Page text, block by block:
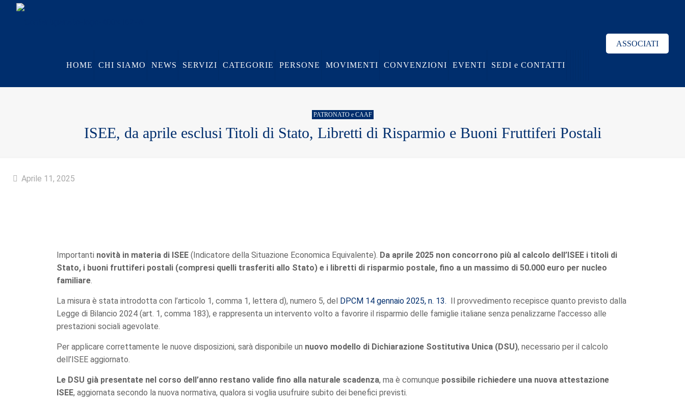
HOME CHI SIAMO NEWS SERVIZI CATEGORIE PERSONE MOVIMENTI CONVENZIONI EVENTI SEDI e CONTATTI
ASSOCIATI
PATRONATO e CAAF
ISEE, da aprile esclusi Titoli di Stato, Libretti di Risparmio e Buoni Fruttiferi Postali
Aprile 11, 2025
Importanti novità in materia di ISEE (Indicatore della Situazione Economica Equivalente). Da aprile 2025 non concorrono più al calcolo dell’ISEE i titoli di
Stato, i buoni fruttiferi postali (compresi quelli trasferiti allo Stato) e i libretti di risparmio postale, fino a un massimo di 50.000 euro per nucleo
familiare.
La misura è stata introdotta con l’articolo 1, comma 1, lettera d), numero 5, del DPCM 14 gennaio 2025, n. 13. Il provvedimento recepisce quanto previsto dalla
Legge di Bilancio 2024 (art. 1, comma 183), e rappresenta un intervento volto a favorire il risparmio delle famiglie italiane senza penalizzarne l’accesso alle
prestazioni sociali agevolate.
Per applicare correttamente le nuove disposizioni, sarà disponibile un nuovo modello di Dichiarazione Sostitutiva Unica (DSU), necessario per il calcolo
dell’ISEE aggiornato.
Le DSU già presentate nel corso dell’anno restano valide fino alla naturale scadenza, ma è comunque possibile richiedere una nuova attestazione
ISEE, aggiornata secondo la nuova normativa, qualora si voglia usufruire subito dei benefici previsti.